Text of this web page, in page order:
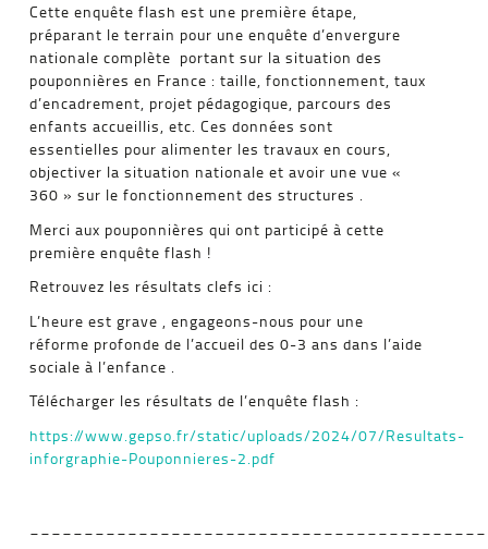
Cette enquête flash est une première étape,
préparant le terrain pour une enquête d’envergure
nationale complète portant sur la situation des
pouponnières en France : taille, fonctionnement, taux
d’encadrement, projet pédagogique, parcours des
enfants accueillis, etc. Ces données sont
essentielles pour alimenter les travaux en cours,
objectiver la situation nationale et avoir une vue «
360 » sur le fonctionnement des structures .
Merci aux pouponnières qui ont participé à cette
première enquête flash !
Retrouvez les résultats clefs ici :
L’heure est grave , engageons-nous pour une
réforme profonde de l’accueil des 0-3 ans dans l’aide
sociale à l’enfance .
Télécharger les résultats de l’enquête flash :
https://www.gepso.fr/static/uploads/2024/07/Resultats-
inforgraphie-Pouponnieres-2.pdf